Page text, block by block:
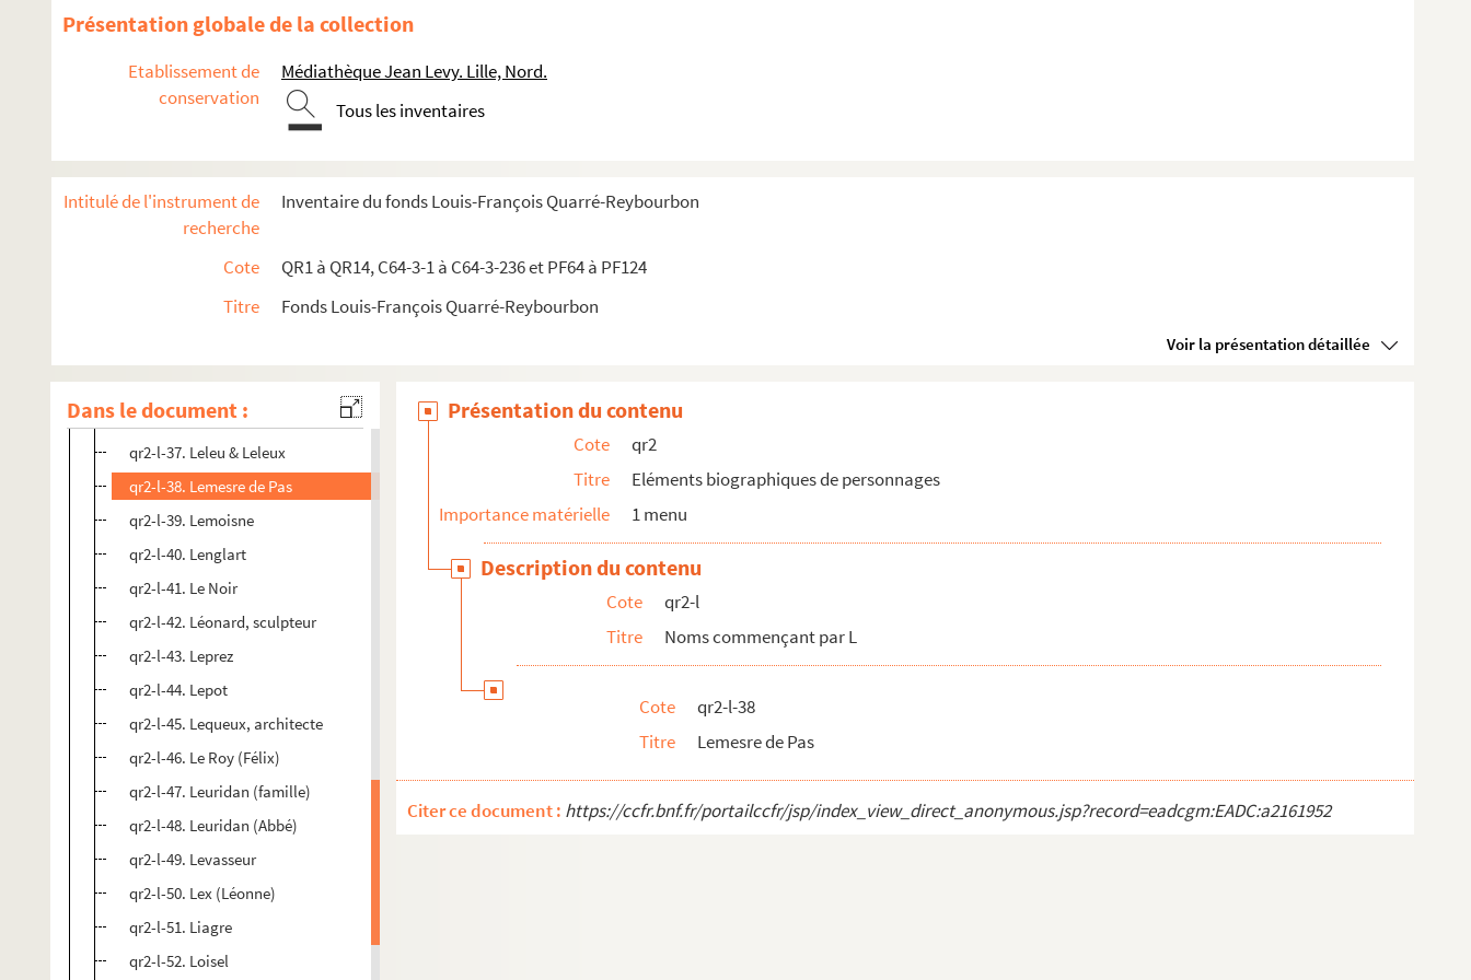
Présentation globale de la collection
Etablissement de
conservation
Médiathèque Jean Levy. Lille, Nord.
Tous les inventaires
Intitulé de l'instrument de
recherche
Inventaire du fonds Louis-François Quarré-Reybourbon
Cote
QR1 à QR14, C64-3-1 à C64-3-236 et PF64 à PF124
Titre
Fonds Louis-François Quarré-Reybourbon
Voir la présentation détaillée
Dans le document :
qr2-l-24. Lefebvre (Hipp.)
qr2-l-26. Lefebvre-Pontalis
qr2-l-29. Le Fort (L.)
qr2-l-30. Le Gavrian
qr2-l-33. Legougeux
qr2-l-35. Leguay, député du Nord
qr2-l-36. Leguellette
qr2-l-37. Leleu & Leleux
qr2-l-38. Lemesre de Pas
qr2-l-39. Lemoisne
qr2-l-40. Lenglart
qr2-l-41. Le Noir
qr2-l-42. Léonard, sculpteur
qr2-l-43. Leprez
qr2-l-44. Lepot
qr2-l-45. Lequeux, architecte
qr2-l-46. Le Roy (Félix)
qr2-l-47. Leuridan (famille)
qr2-l-48. Leuridan (Abbé)
qr2-l-49. Levasseur
qr2-l-50. Lex (Léonne)
qr2-l-51. Liagre
qr2-l-52. Loisel
Présentation du contenu
Cote
qr2
Titre
Eléments biographiques de personnages
Importance matérielle
1 menu
Description du contenu
Cote
qr2-l
Titre
Noms commençant par L
Cote
qr2-l-38
Titre
Lemesre de Pas
Citer ce document : https://ccfr.bnf.fr/portailccfr/jsp/index_view_direct_anonymous.jsp?record=eadcgm:EADC:a2161952